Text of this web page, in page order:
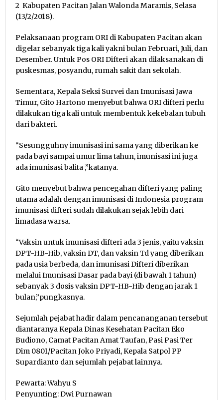
2 Kabupaten Pacitan Jalan Walonda Maramis, Selasa
(13/2/2018).
Pelaksanaan program ORI di Kabupaten Pacitan akan
digelar sebanyak tiga kali yakni bulan Februari, Juli, dan
Desember. Untuk Pos ORI Difteri akan dilaksanakan di
puskesmas, posyandu, rumah sakit dan sekolah.
Sementara, Kepala Seksi Survei dan Imunisasi Jawa
Timur, Gito Hartono menyebut bahwa ORI difteri perlu
dilakukan tiga kali untuk membentuk kekebalan tubuh
dari bakteri.
“Sesungguhny imunisasi ini sama yang diberikan ke
pada bayi sampai umur lima tahun, imunisasi ini juga
ada imunisasi balita ,”katanya.
Gito menyebut bahwa pencegahan difteri yang paling
utama adalah dengan imunisasi di Indonesia program
imunisasi difteri sudah dilakukan sejak lebih dari
limadasa warsa.
“Vaksin untuk imunisasi difteri ada 3 jenis, yaitu vaksin
DPT-HB-Hib, vaksin DT, dan vaksin Td yang diberikan
pada usia berbeda, dan imunisasi Difteri diberikan
melalui Imunisasi Dasar pada bayi (di bawah 1 tahun)
sebanyak 3 dosis vaksin DPT-HB-Hib dengan jarak 1
bulan,”pungkasnya.
Sejumlah pejabat hadir dalam pencananganan tersebut
diantaranya Kepala Dinas Kesehatan Pacitan Eko
Budiono, Camat Pacitan Amat Taufan, Pasi Pasi Ter
Dim 0801/Pacitan Joko Priyadi, Kepala Satpol PP
Supardianto dan sejumlah pejabat lainnya.
Pewarta: Wahyu S
Penyunting: Dwi Purnawan